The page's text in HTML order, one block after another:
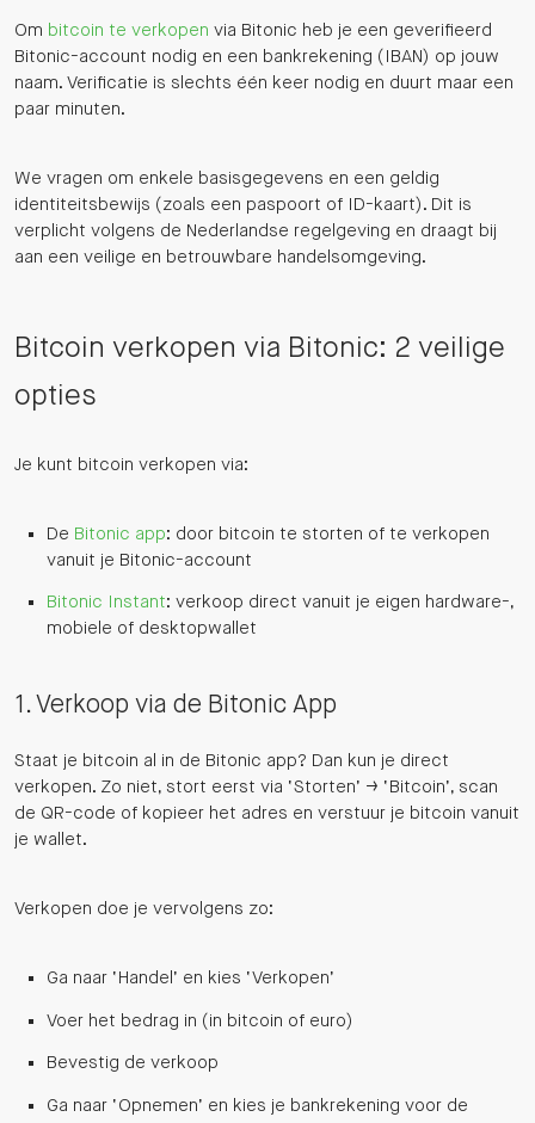
Om bitcoin te verkopen via Bitonic heb je een geverifieerd
Bitonic-account nodig en een bankrekening (IBAN) op jouw
naam. Verificatie is slechts één keer nodig en duurt maar een
paar minuten.
We vragen om enkele basisgegevens en een geldig
identiteitsbewijs (zoals een paspoort of ID-kaart). Dit is
verplicht volgens de Nederlandse regelgeving en draagt bij
aan een veilige en betrouwbare handelsomgeving.
Bitcoin verkopen via Bitonic: 2 veilige
opties
Je kunt bitcoin verkopen via:
De Bitonic app: door bitcoin te storten of te verkopen
vanuit je Bitonic-account
Bitonic Instant: verkoop direct vanuit je eigen hardware-,
mobiele of desktopwallet
1. Verkoop via de Bitonic App
Staat je bitcoin al in de Bitonic app? Dan kun je direct
verkopen. Zo niet, stort eerst via ‘Storten’ → ‘Bitcoin’, scan
de QR-code of kopieer het adres en verstuur je bitcoin vanuit
je wallet.
Verkopen doe je vervolgens zo:
Ga naar ‘Handel’ en kies ‘Verkopen’
Voer het bedrag in (in bitcoin of euro)
Bevestig de verkoop
Ga naar ‘Opnemen’ en kies je bankrekening voor de